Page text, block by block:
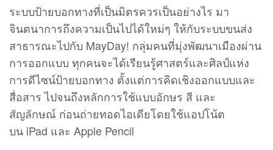
ระบบป้ายบอกทางที่เป็นมิตรควรเป็นอย่างไร มา
จินตนาการถึงความเป็นไปได้ใหม่ๆ ให้กับระบบขนส่ง
สาธารณะไปกับ MayDay! กลุ่มคนที่มุ่งพัฒนาเมืองผ่าน
การออกแบบ ทุกคนจะได้เรียนรู้ศาสตร์และศิลป์แห่ง
การดีไซน์ป้ายบอกทาง ตั้งแต่การคิดเชิงออกแบบและ
สื่อสาร ไปจนถึงหลักการใช้แบบอักษร สี และ
สัญลักษณ์ ก่อนถ่ายทอดไอเดียโดยใช้แอปโน้ต
บน iPad และ Apple Pencil